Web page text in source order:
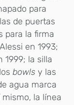
para
de puertas
para la firma
en 1993;
1999; la silla
bowls y las
agua marca
la línea